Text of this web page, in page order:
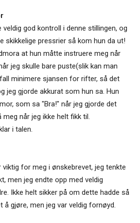
god kontroll i denne stillingen, og
skikkelige pressrier så kom hun da ut!
at hun måtte instruere meg når
jeg skulle bare puste(slik kan man
minimere sjansen for rifter, så det
jeg gjorde akkurat som hun sa. Hun
som sa "Bra!" når jeg gjorde det
når jeg ikke helt fikk til.
i talen.
for meg i ønskebrevet, jeg tenkte
men jeg endte opp med veldig
Ikke helt sikker på om dette hadde så
å gjøre, men jeg var veldig fornøyd.